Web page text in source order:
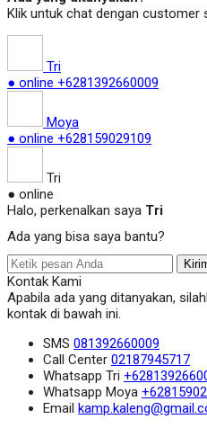
Klik untuk chat dengan customer
Tri
● online +6281392660009
Moya
● online +628159029109
Tri
● online
Halo, perkenalkan saya Tri
Ada yang bisa saya bantu?
Kontak Kami
Apabila ada yang ditanyakan,
kontak di bawah ini.
SMS 081392660009
Call Center 02187945717
Whatsapp Tri
Whatsapp Moya
Email